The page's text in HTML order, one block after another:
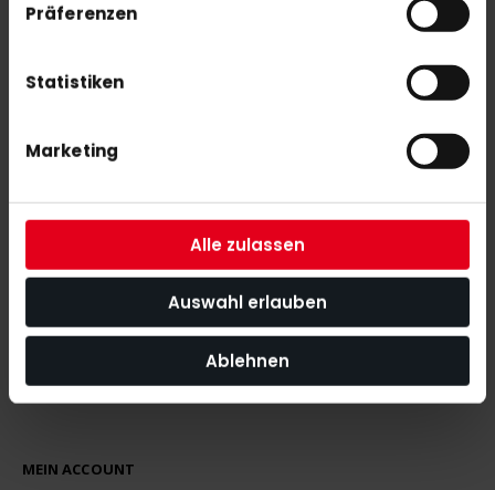
Präferenzen
Statistiken
Marketing
Alle zulassen
Auswahl erlauben
Ablehnen
Mit unserem Newsletter seid ihr immer auf den neuesten Stand
was News, Tipps und Rabattaktionen rund um unseren Shop
MEIN ACCOUNT